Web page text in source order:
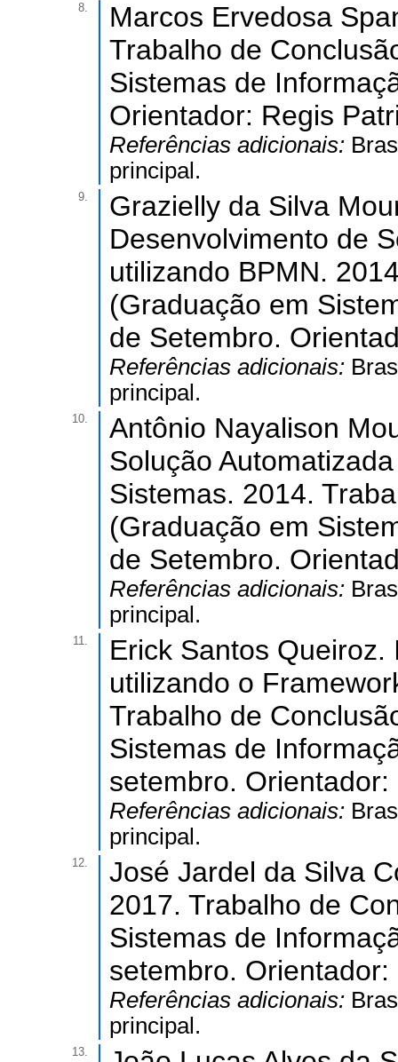
8.
Marcos Ervedosa
Trabalho de
Sistemas de
Orientador: Regis
Referências adicionais:
principal.
9.
Grazielly da Silva
Desenvolvimento de
utilizando BPMN.
(Graduação em
de Setembro.
Referências adicionais:
principal.
10.
Antônio Nayalison
Solução
Sistemas. 2014.
(Graduação em
de Setembro.
Referências adicionais:
principal.
11.
Erick Santos
utilizando o
Trabalho de
Sistemas de
setembro.
Referências adicionais:
principal.
12.
José Jardel da Silva
2017. Trabalho de
Sistemas de
setembro.
Referências adicionais:
principal.
13.